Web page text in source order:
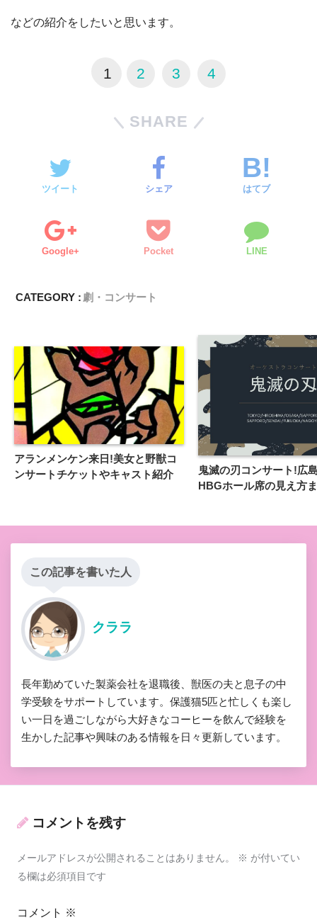
などの紹介をしたいと思います。
1 2 3 4
SHARE
ツイート シェア はてブ
Google+ Pocket LINE
CATEGORY : 劇・コンサート
アランメンケン来日!美女と野獣コ
ンサートチケットやキャスト紹介
鬼滅の刃コンサート!広
HBGホール席の見え方
この記事を書いた人
クララ
長年勤めていた製薬会社を退職後、獣医の夫と息子の中
学受験をサポートしています。保護猫5匹と忙しくも楽し
い一日を過ごしながら大好きなコーヒーを飲んで経験を
生かした記事や興味のある情報を日々更新しています。
コメントを残す
メールアドレスが公開されることはありません。 ※ が付いてい
る欄は必須項目です
コメント ※